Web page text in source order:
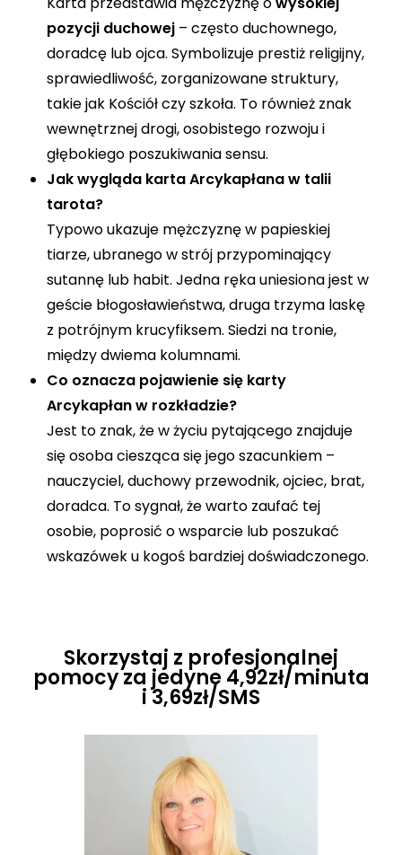
pozycji duchowej – często duchownego,
doradcę lub ojca. Symbolizuje prestiż religijny,
sprawiedliwość, zorganizowane struktury,
takie jak Kościół czy szkoła. To również znak
wewnętrznej drogi, osobistego rozwoju i
głębokiego poszukiwania sensu.
Jak wygląda karta Arcykapłana w talii
tarota?
Typowo ukazuje mężczyznę w papieskiej
tiarze, ubranego w strój przypominający
sutannę lub habit. Jedna ręka uniesiona jest w
geście błogosławieństwa, druga trzyma laskę
z potrójnym krucyfiksem. Siedzi na tronie,
między dwiema kolumnami.
Co oznacza pojawienie się karty
Arcykapłan w rozkładzie?
Jest to znak, że w życiu pytającego znajduje
się osoba ciesząca się jego szacunkiem –
nauczyciel, duchowy przewodnik, ojciec, brat,
doradca. To sygnał, że warto zaufać tej
osobie, poprosić o wsparcie lub poszukać
wskazówek u kogoś bardziej doświadczonego.
Skorzystaj z profesjonalnej
pomocy za jedyne 4,92zł/minuta
i 3,69zł/SMS